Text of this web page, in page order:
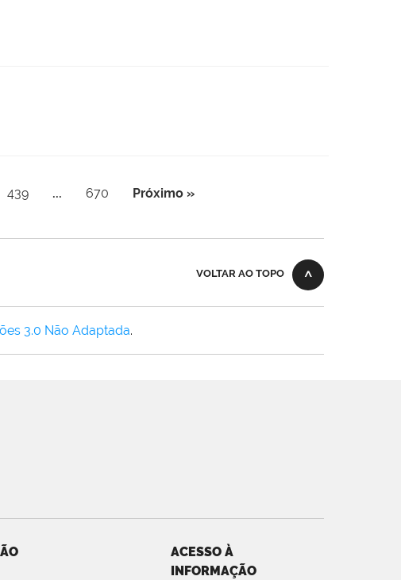
439 ... 670 Próximo »
VOLTAR AO TOPO
3.0 Não Adaptada.
ACESSO À
INFORMAÇÃO